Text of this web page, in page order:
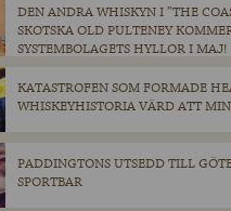
DEN ANDRA WHISKYN I ”THE
SKOTSKA OLD PULTENEY
SYSTEMBOLAGETS HYLLOR I MAJ!
KATASTROFEN SOM FORMADE
WHISKEYHISTORIA VÄRD ATT
PADDINGTONS UTSEDD TILL
SPORTBAR